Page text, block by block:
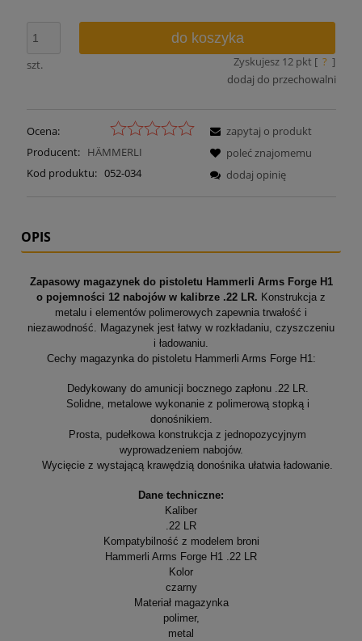
szt.
do koszyka
Zyskujesz 12 pkt [ ? ]
dodaj do przechowalni
Ocena:
Producent: HÄMMERLI
Kod produktu: 052-034
zapytaj o produkt
poleć znajomemu
dodaj opinię
OPIS
Zapasowy magazynek do pistoletu Hammerli Arms Forge H1
o pojemności 12 nabojów w kalibrze .22 LR. Konstrukcja z
metalu i elementów polimerowych zapewnia trwałość i
niezawodność. Magazynek jest łatwy w rozkładaniu, czyszczeniu
i ładowaniu.
Cechy magazynka do pistoletu Hammerli Arms Forge H1:
Dedykowany do amunicji bocznego zapłonu .22 LR.
Solidne, metalowe wykonanie z polimerową stopką i
donośnikiem.
Prosta, pudełkowa konstrukcja z jednopozycyjnym
wyprowadzeniem nabojów.
Wycięcie z wystającą krawędzią donośnika ułatwia ładowanie.
Dane techniczne:
Kaliber
.22 LR
Kompatybilność z modelem broni
Hammerli Arms Forge H1 .22 LR
Kolor
czarny
Materiał magazynka
polimer,
metal